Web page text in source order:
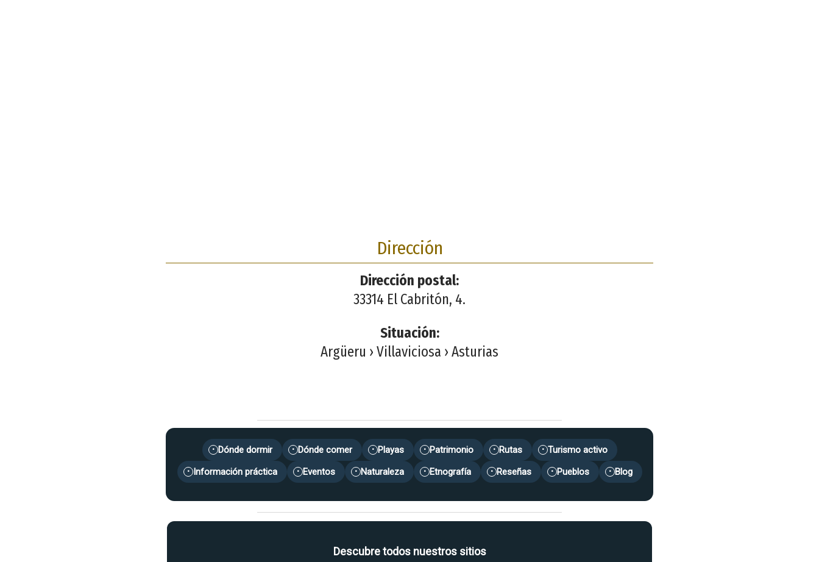
Dirección
Dirección postal:
33314 El Cabritón, 4.
Situación:
Argüeru › Villaviciosa › Asturias
• Dónde dormir • Dónde comer • Playas • Patrimonio • Rutas • Turismo activo
• Información práctica • Eventos • Naturaleza • Etnografía • Reseñas • Pueblos • Blog
Descubre todos nuestros sitios